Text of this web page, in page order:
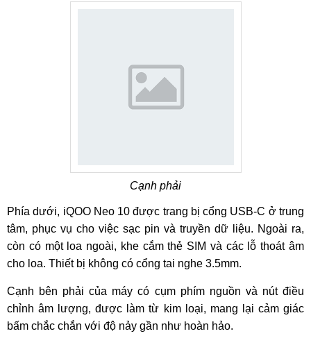
Cạnh phải
Phía dưới, iQOO Neo 10 được trang bị cổng USB-C ở trung
tâm, phục vụ cho việc sạc pin và truyền dữ liệu. Ngoài ra,
còn có một loa ngoài, khe cắm thẻ SIM và các lỗ thoát âm
cho loa. Thiết bị không có cổng tai nghe 3.5mm.
Cạnh bên phải của máy có cụm phím nguồn và nút điều
chỉnh âm lượng, được làm từ kim loại, mang lại cảm giác
bấm chắc chắn với độ nảy gần như hoàn hảo.